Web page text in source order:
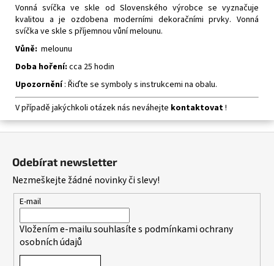
Vonná svíčka ve skle od Slovenského výrobce se vyznačuje
kvalitou a je ozdobena moderními dekoračními prvky. Vonná
svíčka ve skle s příjemnou vůní melounu.
Vůně: melounu
Doba hoření: cca 25 hodin
Upozornění: Řiďte se symboly s instrukcemi na obalu.
V případě jakýchkoli otázek nás neváhejte kontaktovat!
Odebírat newsletter
Nezmeškejte žádné novinky či slevy!
E-mail
Vložením e-mailu souhlasíte s podmínkami ochrany
osobních údajů